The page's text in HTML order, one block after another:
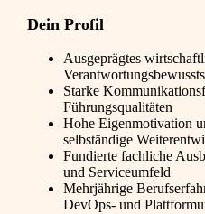
Dein Profil
Ausgeprägtes
Starke
Führungsqualitäten
Hohe Eigenmotivation
selbständige
Fundierte fachliche
und Serviceumfeld
Mehrjährige
DevOps- und